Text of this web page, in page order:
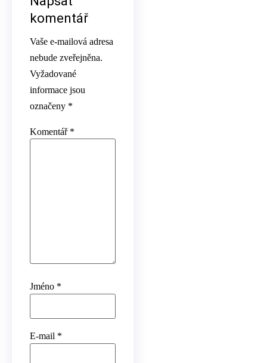
komentář
Vaše e-mailová adresa
nebude zveřejněna.
Vyžadované
informace jsou
označeny *
Komentář *
Jméno *
E-mail *